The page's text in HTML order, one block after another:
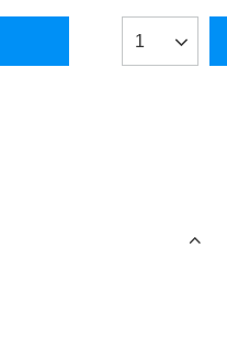
Products